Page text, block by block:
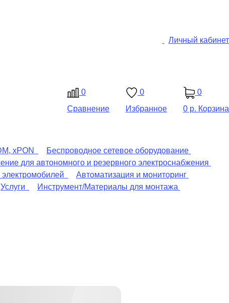
Личный кабинет
0
Сравнение
0
Избранное
0
0 р. Корзина
xPON
Беспроводное сетевое оборудование
для автономного и резервного электроснабжения
Автоматизация и мониторинг
Услуги
Инструмент/Материалы для монтажа